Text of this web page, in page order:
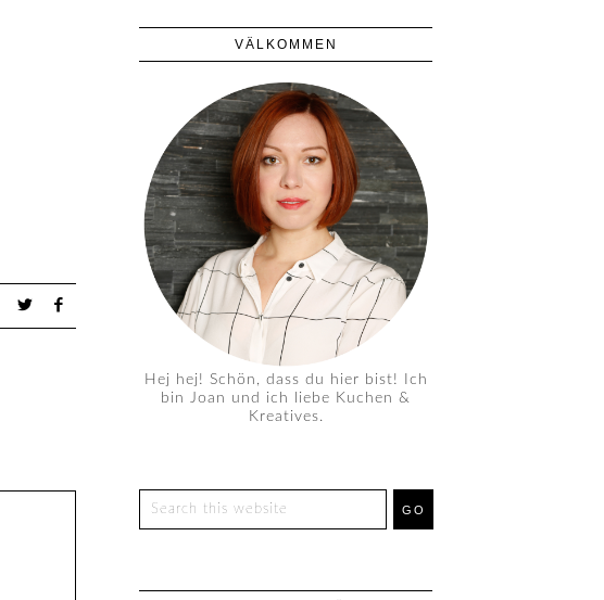
VÄLKOMMEN
Hej hej! Schön, dass du hier bist! Ich
bin Joan und ich liebe Kuchen &
Kreatives.